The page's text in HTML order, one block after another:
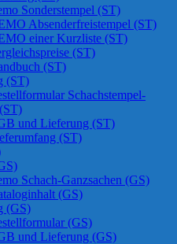
Sonderstempel (ST)
Absenderfreistempel (ST)
einer Kurzliste (ST)
(ST)
(ST)
(ST)
Schachstempel-
und Lieferung (ST)
(ST)
Schach-Ganzsachen (GS)
(GS)
(GS)
(GS)
und Lieferung (GS)